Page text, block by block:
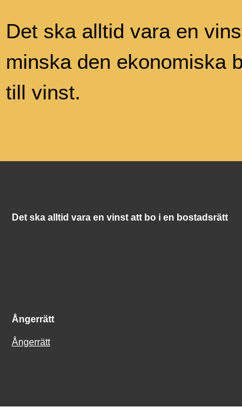
Det ska alltid vara en
minska den ekonomiska
till vinst.
Det ska alltid vara en vinst att bo i en bostadsrätt
Ångerrätt
Ångerrätt